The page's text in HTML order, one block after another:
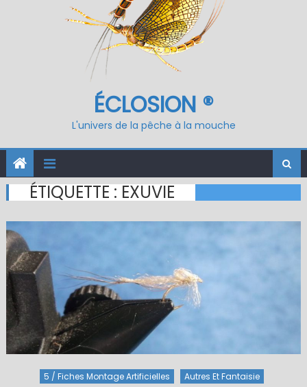
ÉCLOSION ®
L'univers de la pêche à la mouche
ÉTIQUETTE :EXUVIE
5 / Fiches Montage Artificielles Autres Et Fantaisie